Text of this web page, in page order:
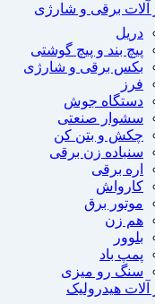
آلات برقی و شارژی
دریل
پیچ بند و پیچ گوشتی
بکس برقی و شارژی
فرز
دستگاه جوش
سشوار صنعتی
چکش و بتن کن
سنباده زن برقی
اره برقی
کارواش
موتور برق
هم زن
بلوور
پمپ باد
سنگ رو میزی
آلات هیدرولیک